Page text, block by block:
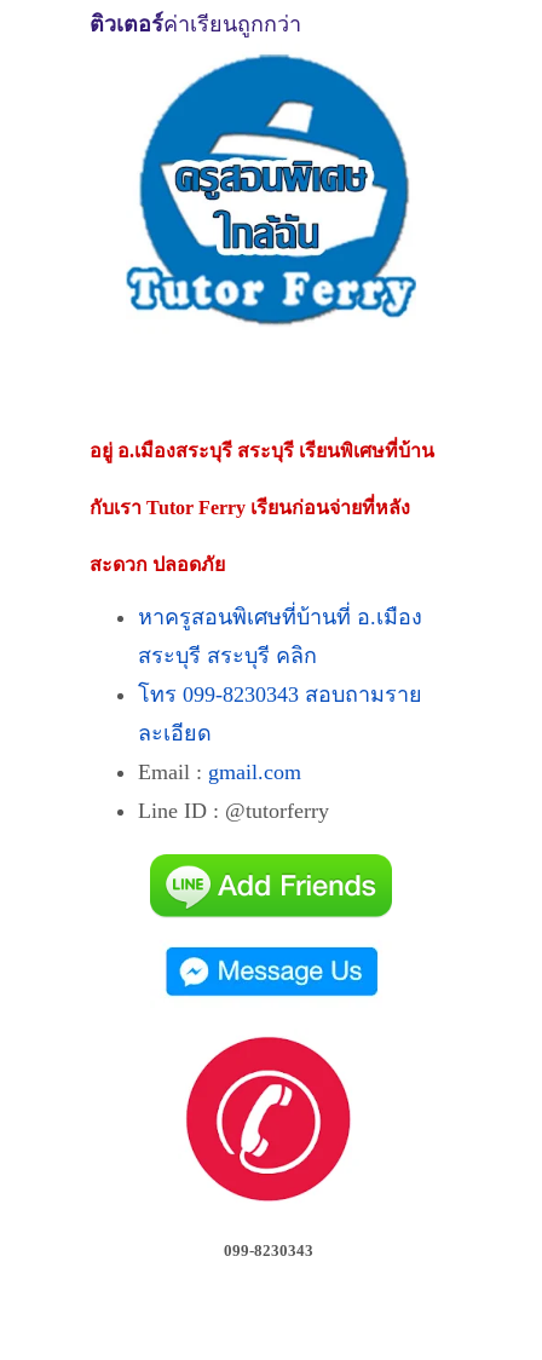
ติวเตอร์ค่าเรียนถูกกว่า
อยู่ อ.เมืองสระบุรี สระบุรี เรียนพิเศษที่บ้าน
กับเรา Tutor Ferry เรียนก่อนจ่ายที่หลัง
สะดวก ปลอดภัย
หาครูสอนพิเศษที่บ้านที่ อ.เมือง
สระบุรี สระบุรี คลิก
โทร 099-8230343 สอบถามราย
ละเอียด
Email : gmail.com
Line ID : @tutorferry
099-8230343